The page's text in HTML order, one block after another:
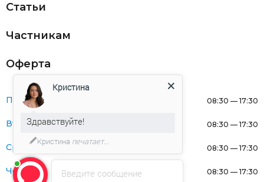
Статьи
Частникам
Оферта
Понедельник: 08:30 — 17:30
Вторник: 08:30 — 17:30
Среда: 08:30 — 17:30
Четверг: 08:30 — 17:30
Введите сообщение
Кристина
Здравствуйте!
Кристина печатает...